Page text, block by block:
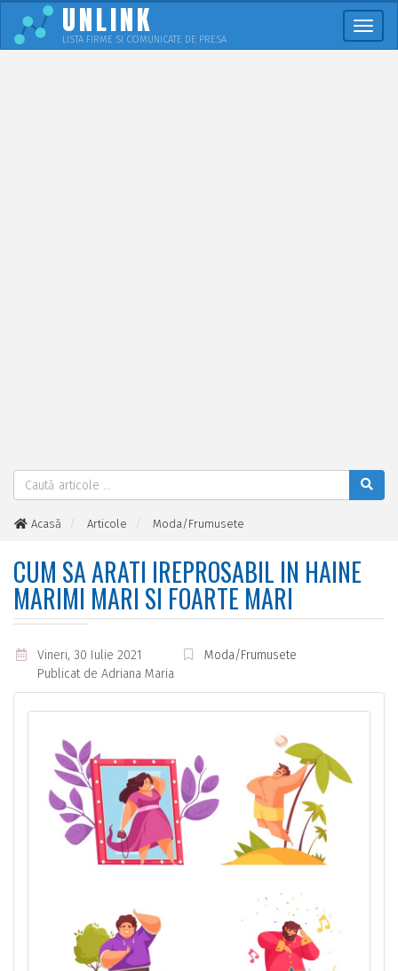
UNLINK
LISTA FIRME SI COMUNICATE DE PRESA
Acasă Articole
Moda/Frumusete
CUM SA ARATI IREPROSABIL IN HAINE
MARIMI MARI SI FOARTE MARI
Vineri, 30 Iulie 2021
Moda/Frumusete
Publicat de Adriana Maria